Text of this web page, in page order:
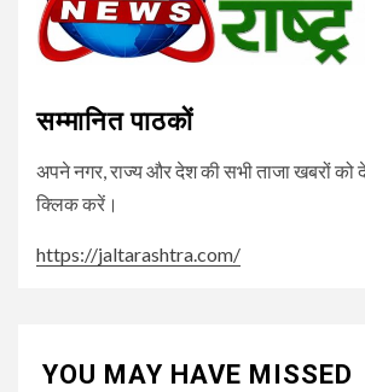
सम्मानित पाठकों
अपने नगर, राज्य और देश की सभी ताजा खबरों को
क्लिक करें।
https://jaltarashtra.com/
YOU MAY HAVE MISSED